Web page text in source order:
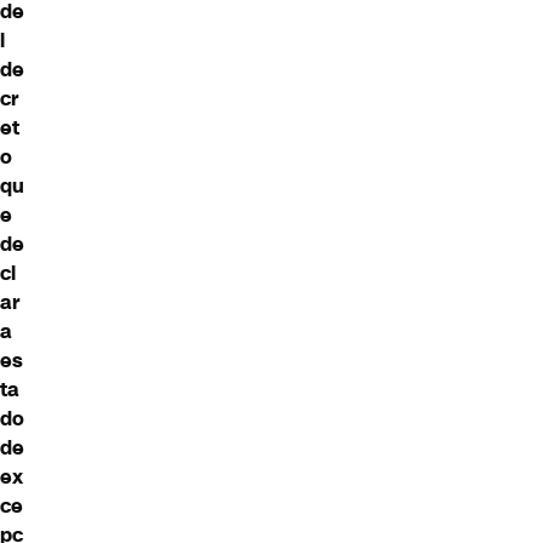
de
l
de
cr
et
o
qu
e
de
cl
ar
a
es
ta
do
de
ex
ce
pc